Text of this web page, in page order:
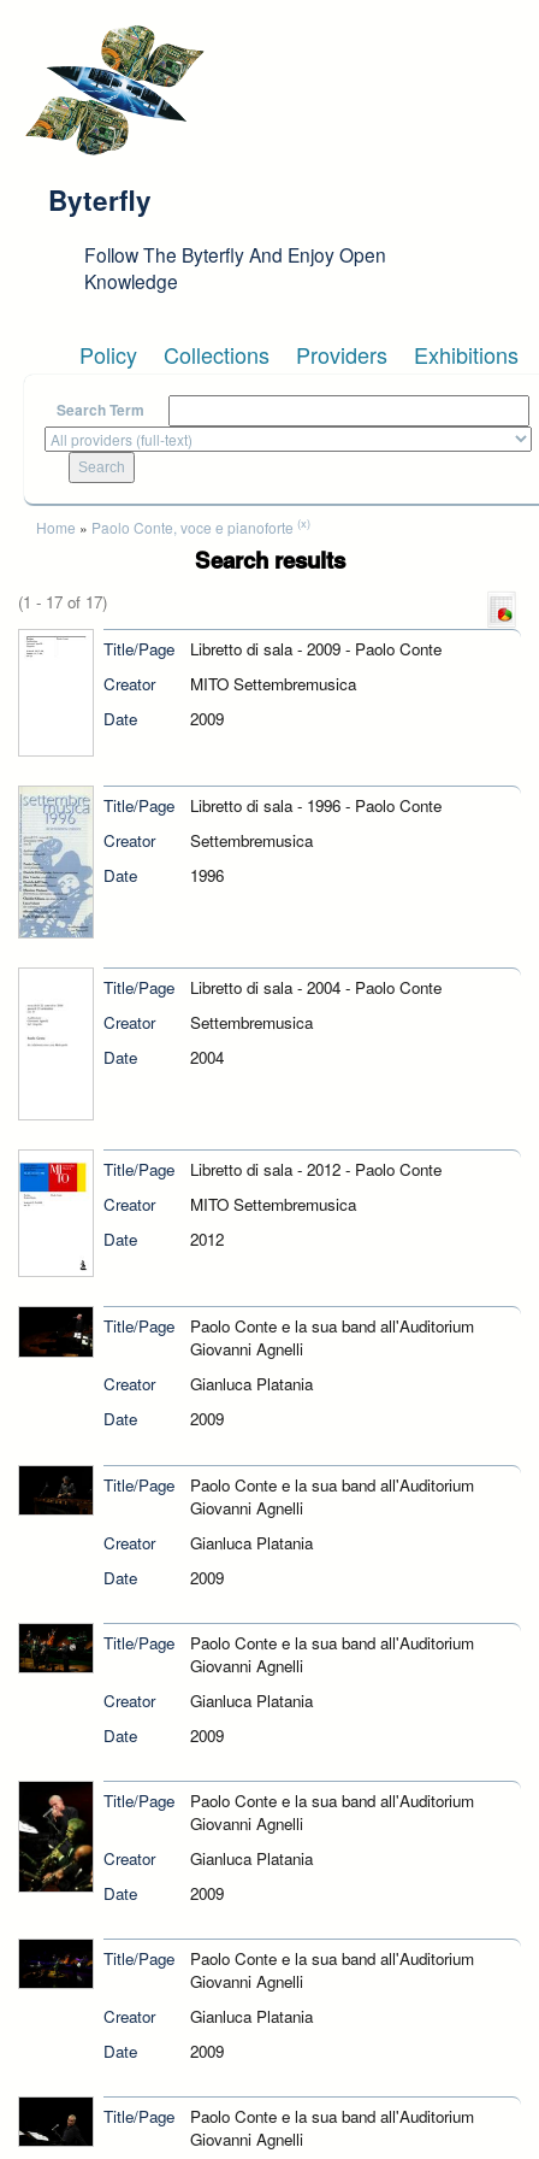
Byterfly
Follow The Byterfly And Enjoy Open
Knowledge
Policy Collections Providers Exhibitions
Search Term
You are here
Home » Paolo Conte, voce e pianoforte (x)
Search results
(1 - 17 of 17)
Title/Page
Libretto di sala - 2009 - Paolo Conte
Creator
MITO Settembremusica
Date
2009
Title/Page
Libretto di sala - 1996 - Paolo Conte
Creator
Settembremusica
Date
1996
Title/Page
Libretto di sala - 2004 - Paolo Conte
Creator
Settembremusica
Date
2004
Title/Page
Libretto di sala - 2012 - Paolo Conte
Creator
MITO Settembremusica
Date
2012
Title/Page
Paolo Conte e la sua band all'Auditorium
Giovanni Agnelli
Creator
Gianluca Platania
Date
2009
Title/Page
Paolo Conte e la sua band all'Auditorium
Giovanni Agnelli
Creator
Gianluca Platania
Date
2009
Title/Page
Paolo Conte e la sua band all'Auditorium
Giovanni Agnelli
Creator
Gianluca Platania
Date
2009
Title/Page
Paolo Conte e la sua band all'Auditorium
Giovanni Agnelli
Creator
Gianluca Platania
Date
2009
Title/Page
Paolo Conte e la sua band all'Auditorium
Giovanni Agnelli
Creator
Gianluca Platania
Date
2009
Title/Page
Paolo Conte e la sua band all'Auditorium
Giovanni Agnelli